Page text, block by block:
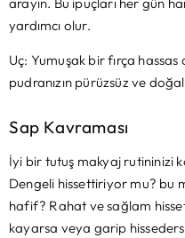
yardımcı olur.
Uç: Yumuşak bir fırça
pudranızın pürüzsüz ve
Sap Kavraması
İyi bir tutuş makyaj rutininizi
Dengeli hissettiriyor mu? bu
hafif? Rahat ve sağlam
kayarsa veya garip